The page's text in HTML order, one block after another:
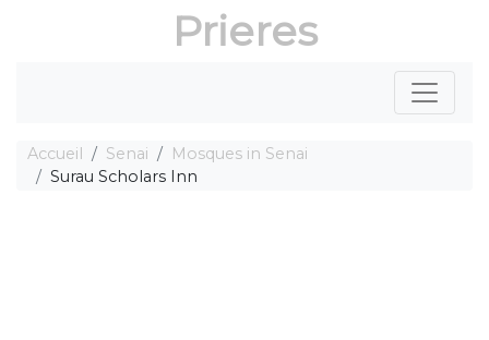
Prieres
Accueil Senai
Mosques in Senai
Surau Scholars Inn